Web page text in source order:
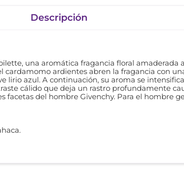
Descripción
una aromática fragancia floral amaderada
cardamomo ardientes abren la fragancia con
lirio azul. A continuación, su aroma se
cálido que deja un rastro profundamente
facetas del hombre Givenchy. Para el hombre